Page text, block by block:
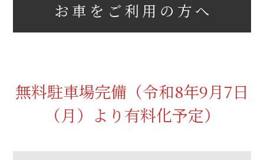
お車をご利用の方へ
無料駐車場完備（令和8年9月7日
（月）より有料化予定）